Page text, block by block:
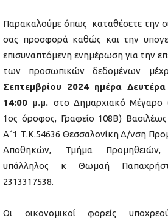
Παρακαλούμε όπως καταθέσετε την
σας προσφορά καθώς και την
επισυναπτόμενη ενημέρωση για την
των προσωπικών δεδομένων
Σεπτεμβρίου 2024 ημέρα
14:00 μ.μ. στο Δημαρχιακό Μέγαρο
1ος όροφος, Γραφείο 108Β)
Α΄1 Τ.Κ.54636 Θεσσαλονίκη Δ/νση
Αποθηκών, Τμήμα Προμηθειών,
υπάλληλος κ Θωμαή
2313317538.
Οι οικονομικοί φορείς